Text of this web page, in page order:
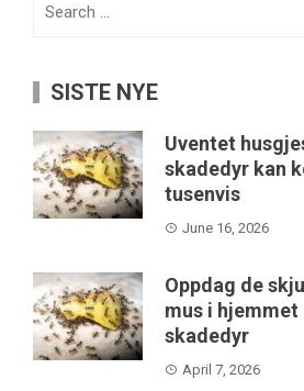
SISTE NYE
Uventet
skadedyr kan
tusenvis
June 16, 2026
Oppdag de
mus i
skadedyr
April 7, 2026